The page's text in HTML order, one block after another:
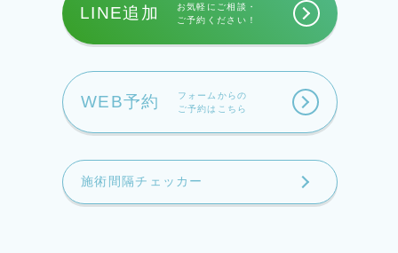
LINE追加
お気軽にご相談・
ご予約ください！
WEB予約
フォームからの
ご予約はこちら
施術間隔チェッカー